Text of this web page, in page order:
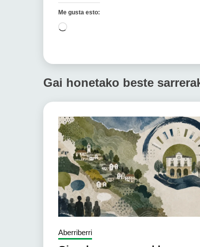
Me gusta esto:
Cargando...
Gai honetako beste
Aberriberri